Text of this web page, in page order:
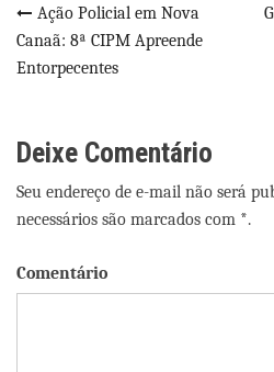
Navegação
de
Ação Policial em Nova
Canaã: 8ª CIPM Apreende
Entorpecentes
Deixe Comentário
Seu endereço de e-mail não será
necessários são marcados com *.
Comentário